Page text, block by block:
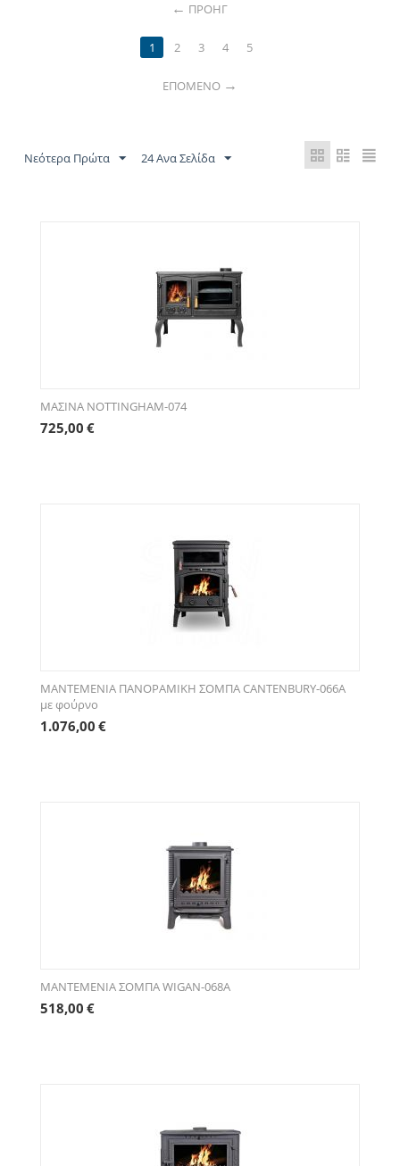
ΠΡΟΗΓ
1 2 3 4 5
ΕΠΌΜΕΝΟ
Νεότερα Πρώτα 24 Ανα Σελίδα
ΜΑΣΙΝΑ NOTTINGHAM-074
725,00 €
ΜΑΝΤΕΜΕΝΙΑ ΠΑΝΟΡΑΜΙΚΗ ΣΟΜΠΑ CANTENBURY-066A
με φούρνο
1.076,00 €
ΜΑΝΤΕΜΕΝΙΑ ΣΟΜΠΑ WIGAN-068A
518,00 €